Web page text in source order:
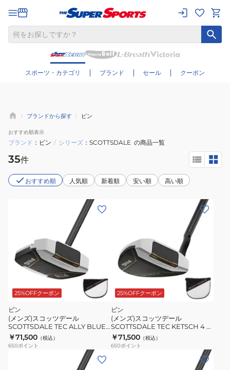
スポーツ・カテゴリ ブランド セール クーポン
さらに絞り込む
ブランドから探す ピン
おすすめ順表示
ブランド ピン / シリーズ SCOTTSDALE の商品一覧
35件
おすすめ順 人気順 新着順 安い順 高い順
25%OFFクーポン
ピン
(メンズ)スコッツデール
SCOTTSDALE TEC ALLY BLUE
ONSET パター(ロフト3度)オリジ
ナルシャフト
￥71,500 （税込）
650ポイント
25%OFFクーポン
ピン
(メンズ)スコッツデール
SCOTTSDALE TEC KETSCH 4 パ
ター(ロフト3度)オリジナルシャフ
ト
￥71,500 （税込）
650ポイント